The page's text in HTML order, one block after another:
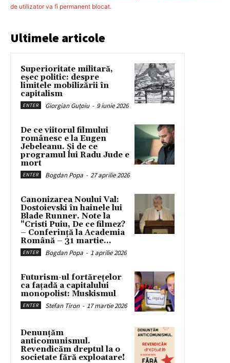
de utilizator va fi permanent blocat.
Ultimele articole
Superioritate militară,
eșec politic: despre
limitele mobilizării în
capitalism
ENTER Giorgian Guțoiu - 9 iunie 2026
De ce viitorul filmului
românesc e la Eugen
Jebeleanu. Și de ce
programul lui Radu Jude e
mort
ENTER Bogdan Popa - 27 aprilie 2026
Canonizarea Noului Val:
Dostoievski în hainele lui
Blade Runner. Note la
“Cristi Puiu, De ce filmez?
– Conferință la Academia
Română – 31 martie...
ENTER Bogdan Popa - 1 aprilie 2026
Futurism-ul fortărețelor
ca fațadă a capitalului
monopolist: Muskismul
ENTER Stefan Tiron - 17 martie 2026
Denunțăm
anticomunismul.
Revendicăm dreptul la o
societate fără exploatare!